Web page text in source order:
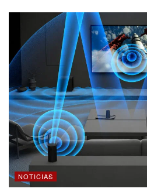
NOTICIAS